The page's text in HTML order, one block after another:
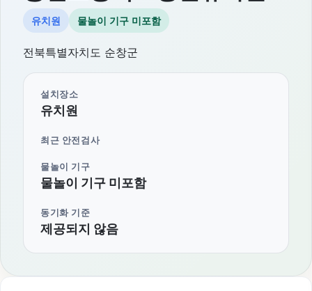
유치원 물놀이 기구 미포함
전북특별자치도 순창군
설치장소
유치원
최근 안전검사
물놀이 기구
물놀이 기구 미포함
동기화 기준
제공되지 않음